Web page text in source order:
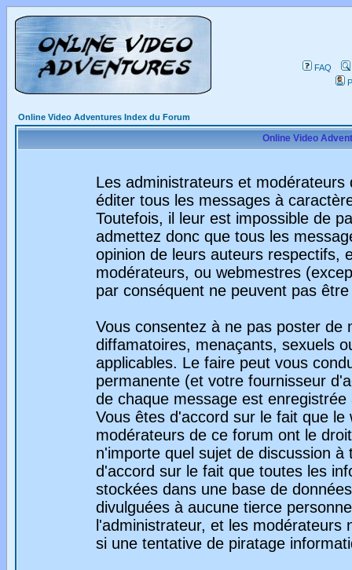
FAQ
Online Video Adventures Index du Forum
Online Video
Les administrateurs et
éditer tous les messages à
Toutefois, il leur est impossible de
admettez donc que tous les
opinion de leurs auteurs respectifs,
modérateurs, ou webmestres
par conséquent ne peuvent pas
Vous consentez à ne pas poster de
diffamatoires, menaçants, sexuels
applicables. Le faire peut vous
permanente (et votre fournisseur
de chaque message est
Vous êtes d'accord sur le fait que
modérateurs de ce forum ont le
n'importe quel sujet de discussion
d'accord sur le fait que toutes les
stockées dans une base de
divulguées à aucune tierce
l'administrateur, et les
si une tentative de piratage